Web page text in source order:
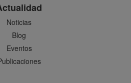
Noticias
Blog
Eventos